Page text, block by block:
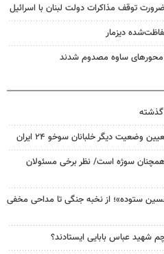
توقف مذاکرات دولت لبنان با اسرائیل
دیزمار
وضعیت دیگر خلبانان سوخو ۲۴ ایران
سوژه است/ نظر برخی مسئولان
ستوده»؛ از نخبه جنگی تا مداحی مخفی
شهید عباس بابایی ایستادند؟